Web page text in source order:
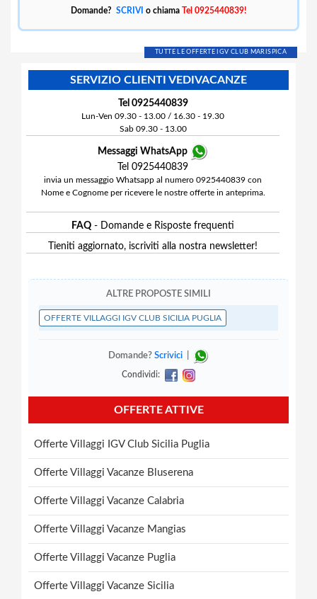
Domande? SCRIVI o chiama Tel 0925440839!
TUTTE LE OFFERTE IGV CLUB MARISPICA
SERVIZIO CLIENTI VEDIVACANZE
Tel 0925440839
Lun-Ven 09.30 - 13.00 / 16.30 - 19.30
Sab 09.30 - 13.00
Messaggi WhatsApp
Tel 0925440839
invia un messaggio Whatsapp al numero 0925440839 con
Nome e Cognome per ricevere le nostre offerte in anteprima.
FAQ - Domande e Risposte frequenti
Tieniti aggiornato, iscriviti alla nostra newsletter!
ALTRE PROPOSTE SIMILI
OFFERTE VILLAGGI IGV CLUB SICILIA PUGLIA
Domande? Scrivici
Condividi:
OFFERTE ATTIVE
Offerte Villaggi IGV Club Sicilia Puglia
Offerte Villaggi Vacanze Bluserena
Offerte Villaggi Vacanze Calabria
Offerte Villaggi Vacanze Mangias
Offerte Villaggi Vacanze Puglia
Offerte Villaggi Vacanze Sicilia